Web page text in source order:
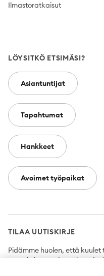
Ilmastoratkaisut
LÖYSITKÖ ETSIMÄSI?
Asiantuntijat
Tapahtumat
Hankkeet
Avoimet työpaikat
TILAA UUTISKIRJE
Pidämme huolen, että
uutuuksista ensimmäisten